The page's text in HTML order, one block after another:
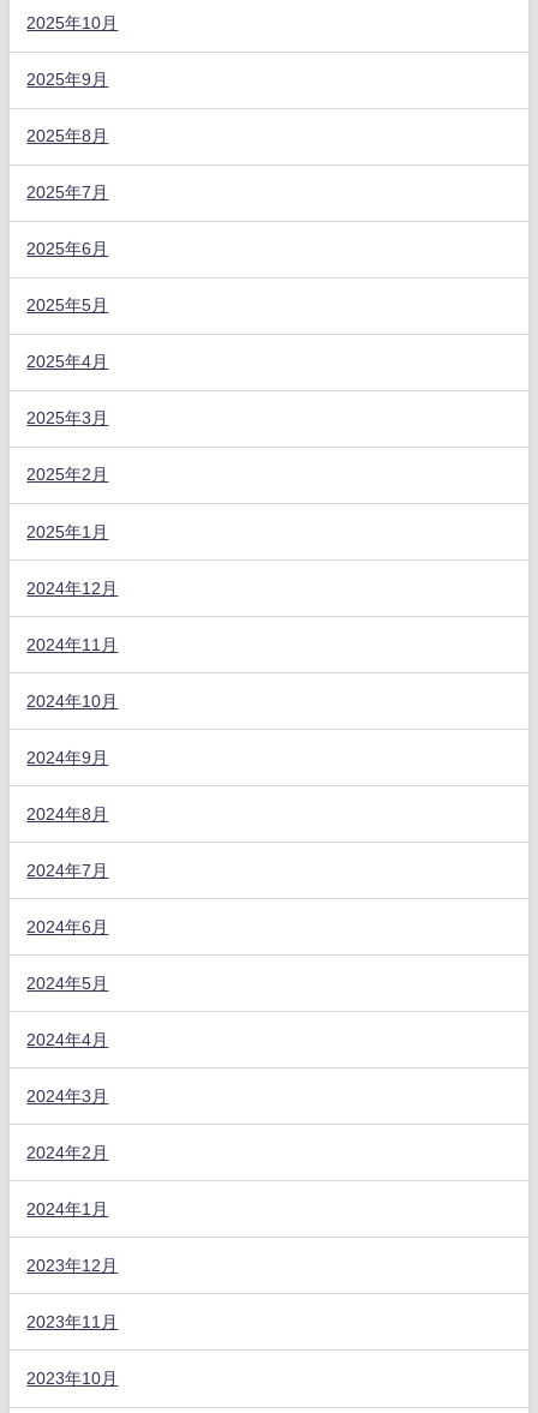
2025年10月
2025年9月
2025年8月
2025年7月
2025年6月
2025年5月
2025年4月
2025年3月
2025年2月
2025年1月
2024年12月
2024年11月
2024年10月
2024年9月
2024年8月
2024年7月
2024年6月
2024年5月
2024年4月
2024年3月
2024年2月
2024年1月
2023年12月
2023年11月
2023年10月